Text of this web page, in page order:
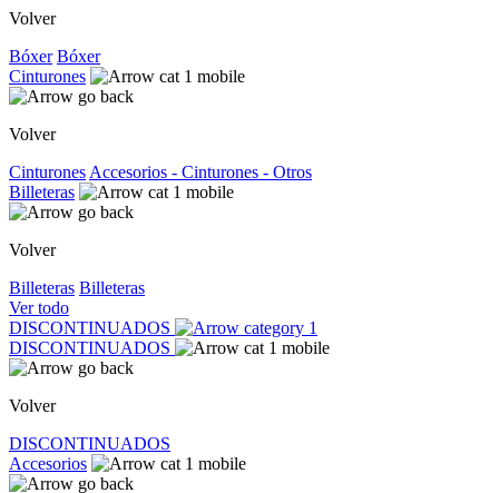
Volver
Bóxer Bóxer
Cinturones
Volver
Cinturones Accesorios - Cinturones - Otros
Billeteras
Volver
Billeteras Billeteras
Ver todo
DISCONTINUADOS
DISCONTINUADOS
Volver
DISCONTINUADOS
Accesorios